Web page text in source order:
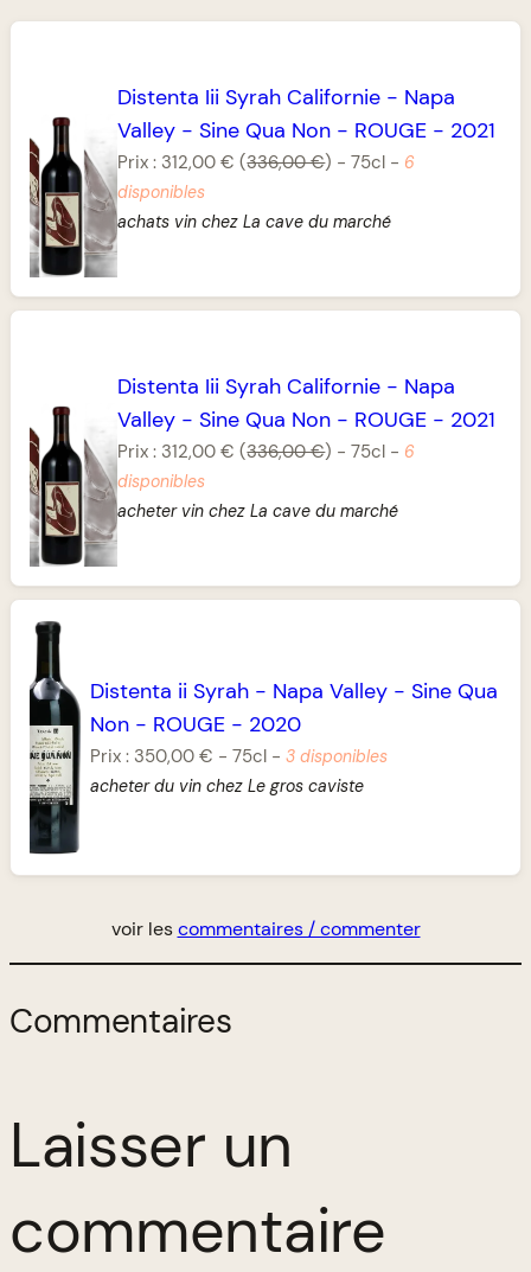
Distenta Iii Syrah Californie - Napa
Valley -Sine Qua Non - ROUGE - 2021
Prix : 312,00 € (336,00 €) -75cl - 6
disponibles
achats vin chez La cave du marché
Distenta Iii Syrah Californie - Napa
Valley -Sine Qua Non - ROUGE - 2021
Prix : 312,00 € (336,00 €) -75cl - 6
disponibles
acheter vin chez La cave du marché
Distenta ii Syrah - Napa Valley -Sine Qua
Non - ROUGE - 2020
Prix : 350,00 € -75cl -3 disponibles
acheter du vin chez Le gros caviste
voir lescommentaires / commenter
Commentaires
Laisser un
commentaire